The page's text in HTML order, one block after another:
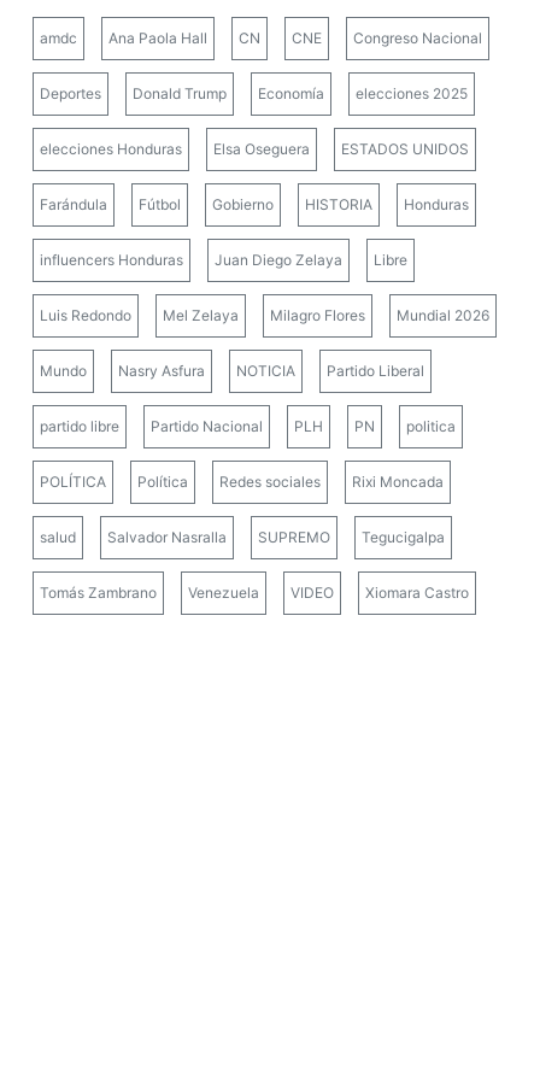
amdc Ana Paola Hall CN CNE Congreso Nacional
Deportes Donald Trump Economía elecciones 2025
elecciones Honduras Elsa Oseguera ESTADOS UNIDOS
Farándula Fútbol Gobierno HISTORIA Honduras
influencers Honduras Juan Diego Zelaya Libre
Luis Redondo Mel Zelaya Milagro Flores Mundial 2026
Mundo Nasry Asfura NOTICIA Partido Liberal
partido libre Partido Nacional PLH PN politica
POLÍTICA Política Redes sociales Rixi Moncada
salud Salvador Nasralla SUPREMO Tegucigalpa
Tomás Zambrano Venezuela VIDEO Xiomara Castro